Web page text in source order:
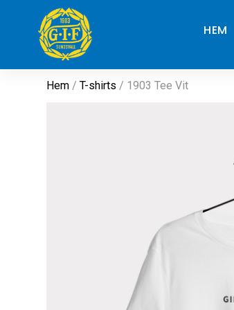
HEM
Hem /T-shirts / 1903 Tee Vit